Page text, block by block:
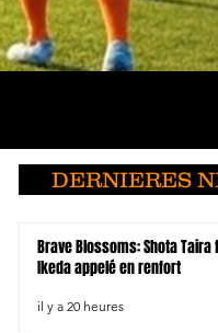
DERNIERES
Brave Blossoms: Shota Taira
Ikeda appelé en renfort
il y a 20 heures